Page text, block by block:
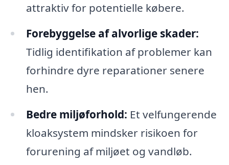
attraktiv for potentielle købere.
Forebyggelse af alvorlige skader:
Tidlig identifikation af problemer kan
forhindre dyre reparationer senere
hen.
Bedre miljøforhold: Et velfungerende
kloaksystem mindsker risikoen for
forurening af miljøet og vandløb.